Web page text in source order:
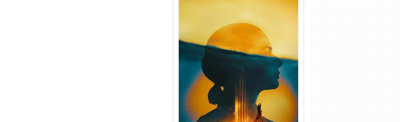
Silo 2ª Temporada (2024)
WEB-DL 1080p Dual Áudio